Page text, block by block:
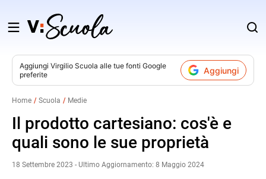
Salta
contenuto
Aggiungi Virgilio Scuola alle tue fonti Google
preferite
Aggiungi
Home Scuola Medie
Il prodotto cartesiano: cos'è e
quali sono le sue proprietà
18 Settembre 2023 - Ultimo Aggiornamento: 8 Maggio 2024